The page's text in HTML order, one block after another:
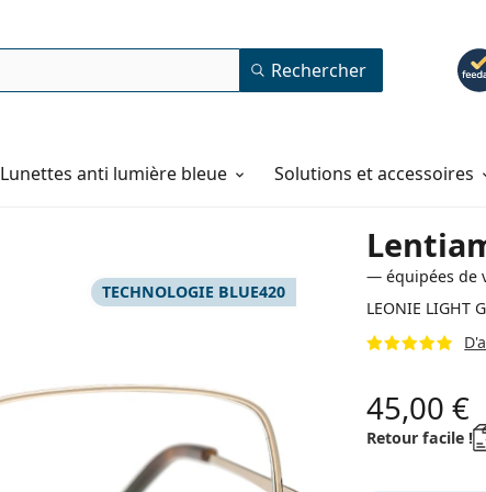
Rechercher
Lunettes anti lumière bleue Solutions et accessoires
— équipées de
LEONIE LIGHT
TECHNOLOGIE BLUE420
45,00 €
Retour facile !